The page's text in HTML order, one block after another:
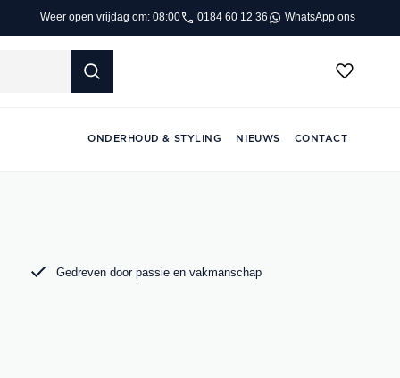
Weer open vrijdag om: 08:00 0184 60 12 36 WhatsApp ons
ONDERHOUD & STYLING NIEUWS CONTACT
Gedreven door passie en vakmanschap